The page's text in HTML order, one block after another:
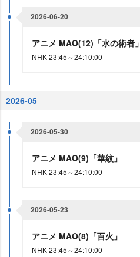
2026-06-20
アニメ MAO(12)「水の術者」
NHK 23:45～24:10:00
2026-05
2026-05-30
アニメ MAO(9)「華紋」
NHK 23:45～24:10:00
2026-05-23
アニメ MAO(8)「百火」
NHK 23:45～24:10:00